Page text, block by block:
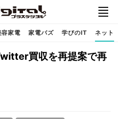
容家電 家電バズ 学びのIT ネット
買収を再提案で再